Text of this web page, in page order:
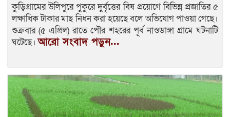
কুড়িগ্রামের উলিপুরে পুকুরে দুর্বৃত্তের বিষ প্রয়োগে বিভিন্ন প্রজাতির ৫
লক্ষাধিক টাকার মাছ নিধন করা হয়েছে বলে অভিযোগ পাওয়া গেছে।
শুক্রবার (৫ এপ্রিল) রাতে পৌর শহরের পূর্ব নাওডাঙ্গা গ্রামে ঘটনাটি
ঘটেছে।আরো সংবাদ পড়ুন...